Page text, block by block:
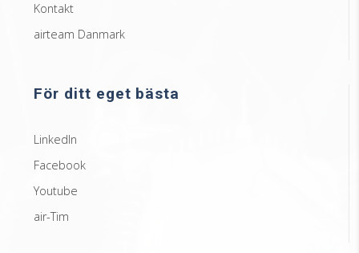
Kontakt
airteam Danmark
För ditt eget bästa
LinkedIn
Facebook
Youtube
air-Tim